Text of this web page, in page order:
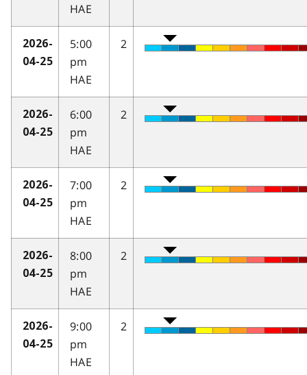
HAE
2026-
04-25
5:00
pm
HAE
2
2026-
04-25
6:00
pm
HAE
2
2026-
04-25
7:00
pm
HAE
2
2026-
04-25
8:00
pm
HAE
2
2026-
04-25
9:00
pm
HAE
2